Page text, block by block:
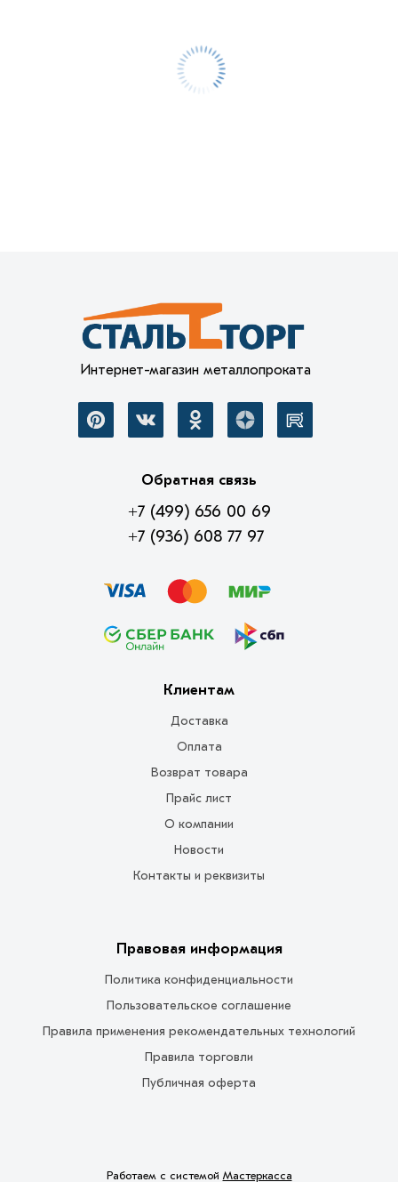
Интернет-магазин металлопроката
Обратная связь
+7 (499) 656 00 69
+7 (936) 608 77 97
Клиентам
Доставка
Оплата
Возврат товара
Прайс лист
О компании
Новости
Контакты и реквизиты
Правовая информация
Политика конфиденциальности
Пользовательское соглашение
Правила применения рекомендательных технологий
Правила торговли
Публичная оферта
Работаем с системой Мастеркасса